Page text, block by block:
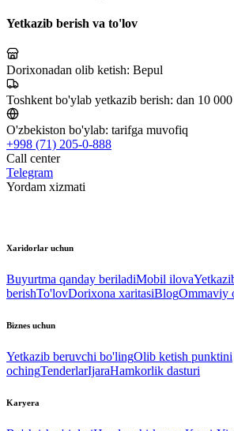
Yetkazib berish va to'lov
Dorixonadan olib ketish: Bepul
Toshkent bo'ylab yetkazib berish: dan 10
O'zbekiston bo'ylab: tarifga muvofiq
+998 (71) 205-0-888
Call center
Telegram
Yordam xizmati
Xaridorlar uchun
Buyurtma qanday beriladiMobil ilova
berishTo'lovDorixona xaritasiBlogOmmaviy
Biznes uchun
Yetkazib beruvchi bo'lingOlib ketish punktini
ochingTenderlarIjaraHamkorlik dasturi
Karyera